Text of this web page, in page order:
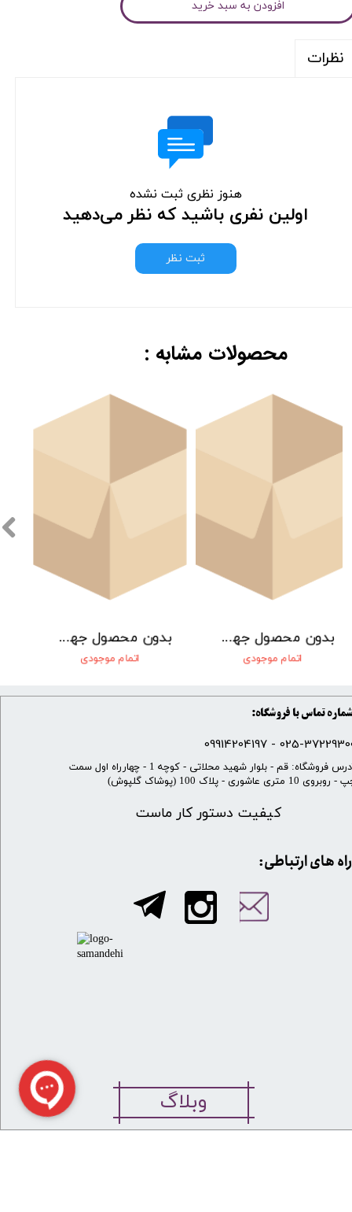
افزودن به سبد خرید
نظرات
هنوز نظری ثبت نشده
اولین نفری باشید که نظر می‌دهید
ثبت نظر
بدون محصول جهت نمایش
اتمام موجودی
بدون محصول جهت نمایش
اتمام موجودی
محصولات مشابه :
شماره تماس با فروشگاه:
025-37229300 -
کیفیت دستور کار ماست
​آدرس فروشگاه: قم - بلوار شهید محلاتی - کوچه 1 - چهارراه اول سمت
10 متری عاشوری - پلاک 100 (پوشاک گلپوش)
​​راه های ارتباطی:
وبلاگ